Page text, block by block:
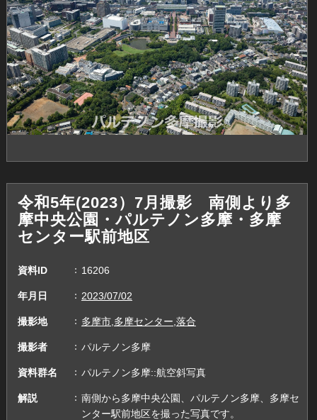
令和5年(2023）7月撮影 南側より多
摩中央公園・パルテノン多摩・多摩
センター駅前地区
資料ID 16206
年月日 2023/07/02
撮影地 多摩市,多摩センター,落合
撮影者 パルテノン多摩
資料群名 パルテノン多摩::航空斜写真
解説
南側から多摩中央公園、パルテノン多摩、多摩セ
ンター駅前地区を撮った写真です。